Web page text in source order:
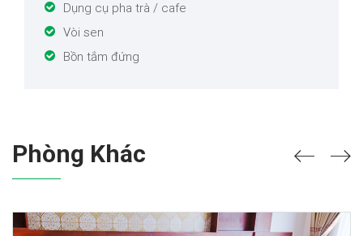
Dụng cụ pha trà / cafe
Vòi sen
Bồn tắm đứng
Phòng Khác